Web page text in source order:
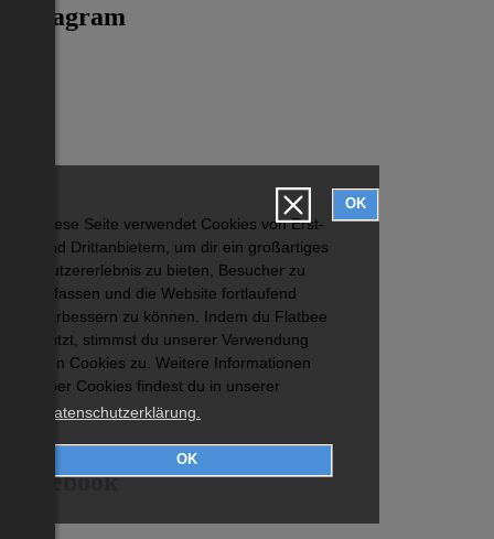
Diese Seite verwendet Cookies von Erst-
und Drittanbietern, um dir ein großartiges
Nutzererlebnis zu bieten, Besucher zu
erfassen und die Website fortlaufend
verbessern zu können. Indem du Flatbee
nutzt, stimmst du unserer Verwendung
von Cookies zu. Weitere Informationen
über Cookies findest du in unserer
Datenschutzerklärung.
OK
OK
Instagram
Facebook